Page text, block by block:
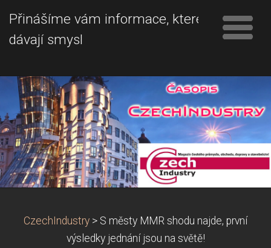
Přinášíme vám informace, které
dávají smysl
CzechIndustry > S městy MMR shodu najde, první
výsledky jednání jsou na světě!